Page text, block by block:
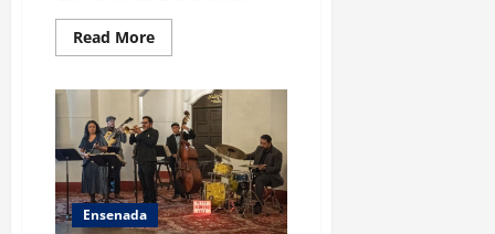
Read MoreRead
more
Gobierno
Claudia
Agatón
Juegos
Florales
“Luis
Pavía
López
Ensenada